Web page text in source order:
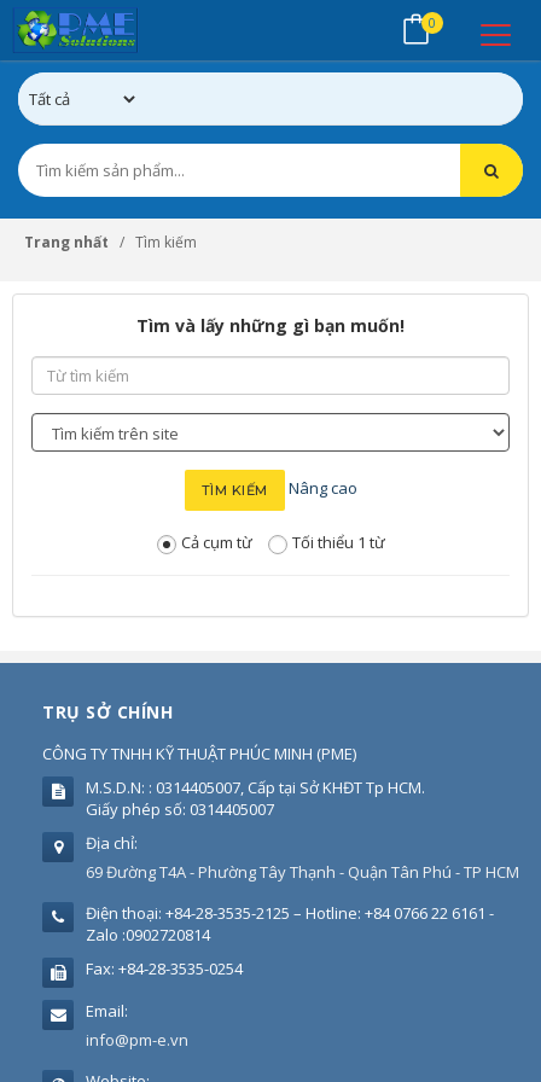
0
Trang nhất Tìm kiếm
Tìm và lấy những gì bạn muốn!
kiếm
tại
Nâng cao
Cả cụm từ Tối thiểu 1 từ
TRỤ SỞ CHÍNH
CÔNG TY TNHH KỸ THUẬT PHÚC MINH (PME)
M.S.D.N: : 0314405007, Cấp tại Sở KHĐT Tp HCM.
Giấy phép số: 0314405007
Địa chỉ:
69 Đường T4A - Phường Tây Thạnh - Quận Tân Phú - TP HCM
Điện thoại: +84-28-3535-2125 – Hotline: +84 0766 22 6161 -
Zalo :0902720814
Fax: +84-28-3535-0254
Email:
info@pm-e.vn